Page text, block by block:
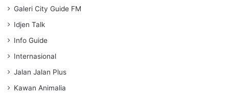
Galeri City Guide FM
Idjen Talk
Info Guide
Internasional
Jalan Jalan Plus
Kawan Animalia